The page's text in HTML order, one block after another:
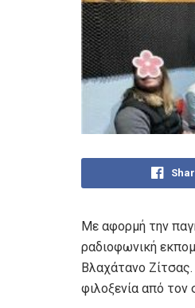
Με αφορμή την
ραδιοφωνική
Βλαχάτανο Ζίτσας.
φιλοξενία από τον